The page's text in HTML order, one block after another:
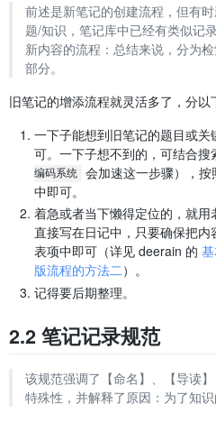
前述是新笔记的创建流程，但有
题/知识，笔记库中已经有类似记
新内容的流程：总结来说，分为
部分。
旧笔记的增添流程就灵活多了，分以
一下子能想到旧笔记的题目或
可。一下子想不到的，可结合搜
编码系统
会加速这一步骤），按
中即可。
着急或者当下懒得定位的，就用
直接写在日记中，只要确保把
表项中即可（详见 deerain 的
版流程的方法二）。
记得要后期整理。
2.2 笔记记录规范
该规范强调了【命名】、【导读
特殊性，并解释了原因：为了知识